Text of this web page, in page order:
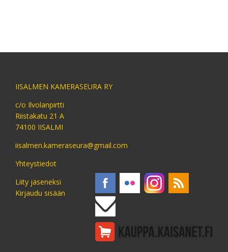
IISALMEN KAMERASEURA RY
c/o Ilvolanpirtti
Riistakatu 21 A
74100 IISALMI
iisalmen.kameraseura@gmail.com
Yhteystiedot
Liity jäseneksi
Kirjaudu sisään